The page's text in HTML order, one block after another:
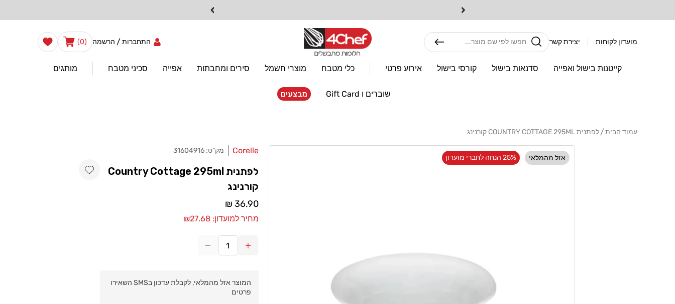
‹
›
מועדון לקוחות יצירת קשר
קייטנות בישול ואפייה סדנאות בישול קורסי בישול אירוע פרטי כלי מטבח מוצרי חשמל סירים ומחבתות אפייה סכיני מטבח מותגים
שוברים ו Gift Card מבצעים
התחברות/ הרשמה עֲגָלָה(0)
0
פריטים
הרשימה
שלי
עמוד הבית לפתנית COUNTRY COTTAGE 295ML קורנינג
דלג
לפרטי
המוצר
אזל מהמלאי 25% הנחה לחברי מועדון
מוֹכֵר:
Corelle מק"ט:31604916
לפתנית Country Cottage 295ml
קורנינג
מחיר
רגיל
36.90 ₪
מחיר למועדון: ₪27.68
הגדל
לפתנית
Country
לפתנית
המוצר אזל מהמלאי, לקבלת עדכון בSMS השאירו
פרטים